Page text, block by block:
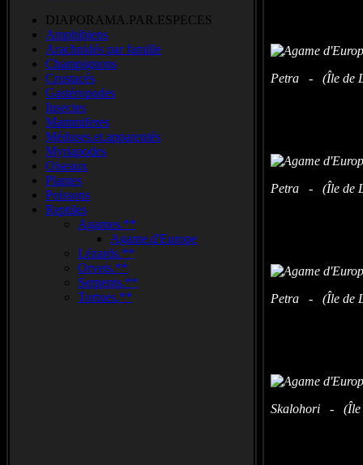
DIAPORAMA.PAR.ESPECES
Amphibiens
Arachnidés par famille
Champignons
Crustacés
Gastéropodes
Insectes
Mammiferes
Méduses.et.apparentés
Myriapodes
Oiseaux
Plantes
Poissons
Reptiles
Agames.**
Agame.d'Europe
Lézards.**
Orvets.**
Serpents.**
Tortues.**
Petra - (Île de
Petra - (Île de
Petra - (Île de
Skalohori - (Île